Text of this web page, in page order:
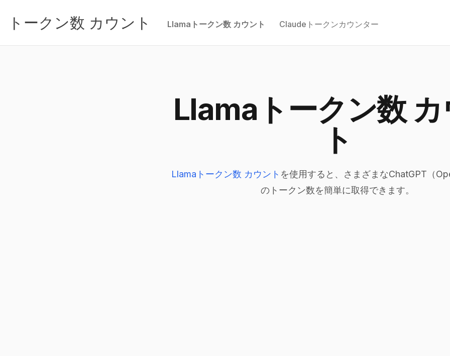
トークン数 カウント Llamaトークン数 カウント Claudeトークンカウンター
Llamaトークン数
ト
Llamaトークン数 カウント を使用すると、さまざまなChatGPT（
のトークン数を簡単に取得できます。